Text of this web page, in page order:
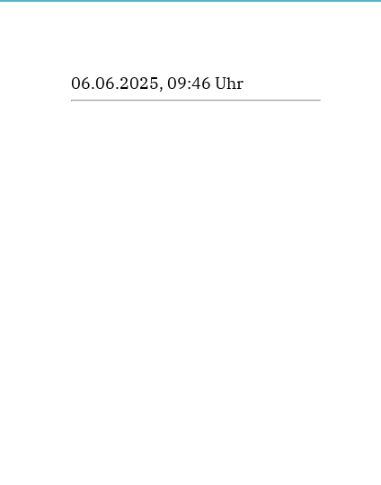
06.06.2025, 09:46 Uhr